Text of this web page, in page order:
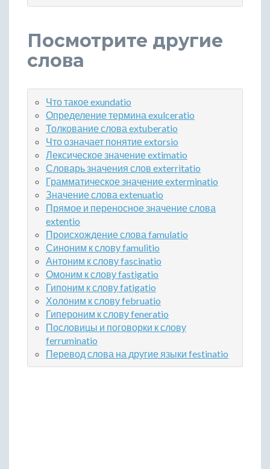
Посмотрите другие
слова
Что такое exundatio
Определение термина exulceratio
Толкование слова extuberatio
Что означает понятие extorsio
Лексическое значение extimatio
Словарь значения слов exterritatio
Грамматическое значение exterminatio
Значение слова extenuatio
Прямое и переносное значение слова
extentio
Происхождение слова famulatio
Синоним к слову famulitio
Антоним к слову fascinatio
Омоним к слову fastigatio
Гипоним к слову fatigatio
Холоним к слову februatio
Гипероним к слову feneratio
Пословицы и поговорки к слову
ferruminatio
Перевод слова на другие языки festinatio